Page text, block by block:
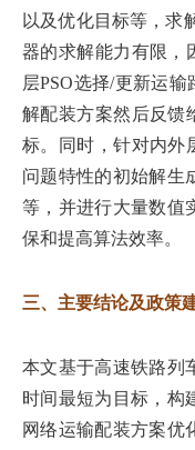
以及优化目标等，求
器的求解能力有限，
层PSO选择/更新运
解配装方案然后反馈
标。同时，针对内外
问题特性的初始解生
等，并进行大量数值
保和提高算法效率。
三、主要结论及政策
本文基于高速铁路列
时间最短为目标，构
网络运输配装方案优